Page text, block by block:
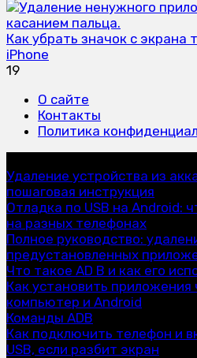
Как убрать значок с экрана
iPhone
19
О сайте
Контакты
Политика
Удаление устройства из
пошаговая инструкция
Отладка по USB на Android:
на разных телефонах
Полное руководство:
предустановленных
Что такое AD B и как его
Как установить приложения
компьютер и Android
Команды ADB
Как подключить телефон и
USB, если разбит экран